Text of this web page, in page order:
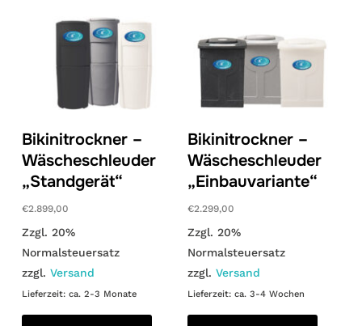
Bikinitrockner –
Wäscheschleuder
„Standgerät“
€2.899,00
Zzgl. 20%
Normalsteuersatz
zzgl. Versand
Lieferzeit: ca. 2-3 Monate
Dieses
Bikinitrockner –
Wäscheschleuder
„Einbauvariante“
€2.299,00
Zzgl. 20%
Normalsteuersatz
zzgl. Versand
Lieferzeit: ca. 3-4 Wochen
Dieses